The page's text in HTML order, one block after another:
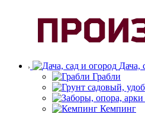
Дача,
Грабли
Кемпинг